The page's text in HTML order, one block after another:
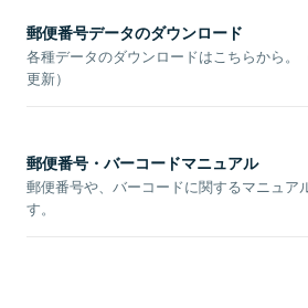
郵便番号データのダウンロード
各種データのダウンロードはこちらから。
更新）
郵便番号・バーコードマニュアル
郵便番号や、バーコードに関するマニュア
す。